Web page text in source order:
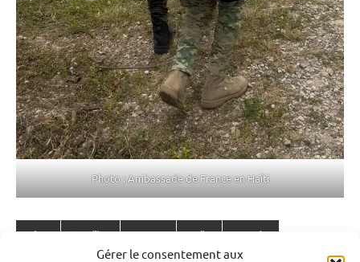
Gérer le consentement aux
Photo : Ambassade de France en Haïti
Blog Caraïbe France Haïti Monde